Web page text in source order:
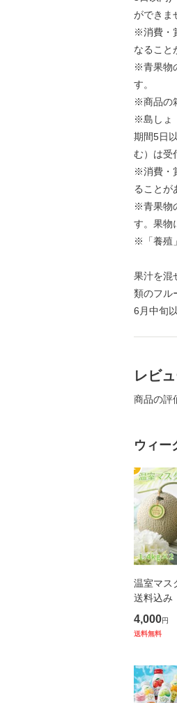
ができま
※消費・
なること
※青果物
す。
※商品の
※島しょ
期間5日
む）は受
※消費・
ることが
※青果物
す。果物
※「養殖
果汁を混
類のフル
6月中旬
レビ
商品の評
ウィー
1
温室マス
送料込み
4,000円
送料無料